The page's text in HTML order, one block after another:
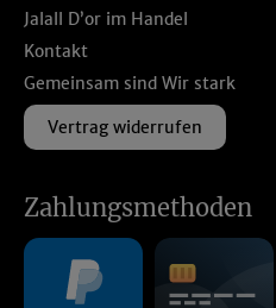
Jalall D’or im Handel
Kontakt
Gemeinsam sind Wir stark
Vertrag widerrufen
Zahlungsmethoden